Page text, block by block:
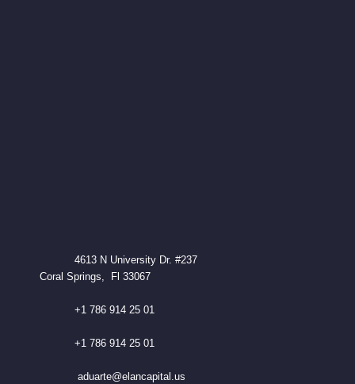
4613 N University Dr. #237
Coral Springs, Fl 33067
+1 786 914 25 01
+1 786 914 25 01
aduarte@elancapital.us